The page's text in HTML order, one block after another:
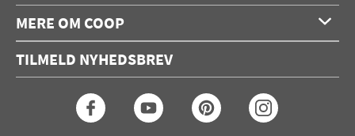
Opskrifter
Konkurrencer
Seneste Samvirke-magasin
MERE OM COOP
Annoncering
Coop medlem
TILMELD NYHEDSBREV